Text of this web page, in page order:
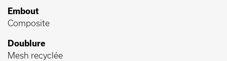
Embout
Composite
Doublure
Mesh recyclée